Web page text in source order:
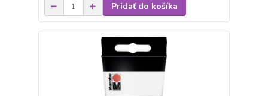
Pridať do košíka